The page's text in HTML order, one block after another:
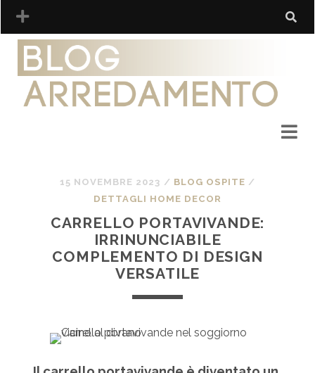
15 NOVEMBRE 2023 / BLOG OSPITE /
DETTAGLI HOME DECOR
CARRELLO PORTAVIVANDE:
IRRINUNCIABILE
COMPLEMENTO DI DESIGN
VERSATILE